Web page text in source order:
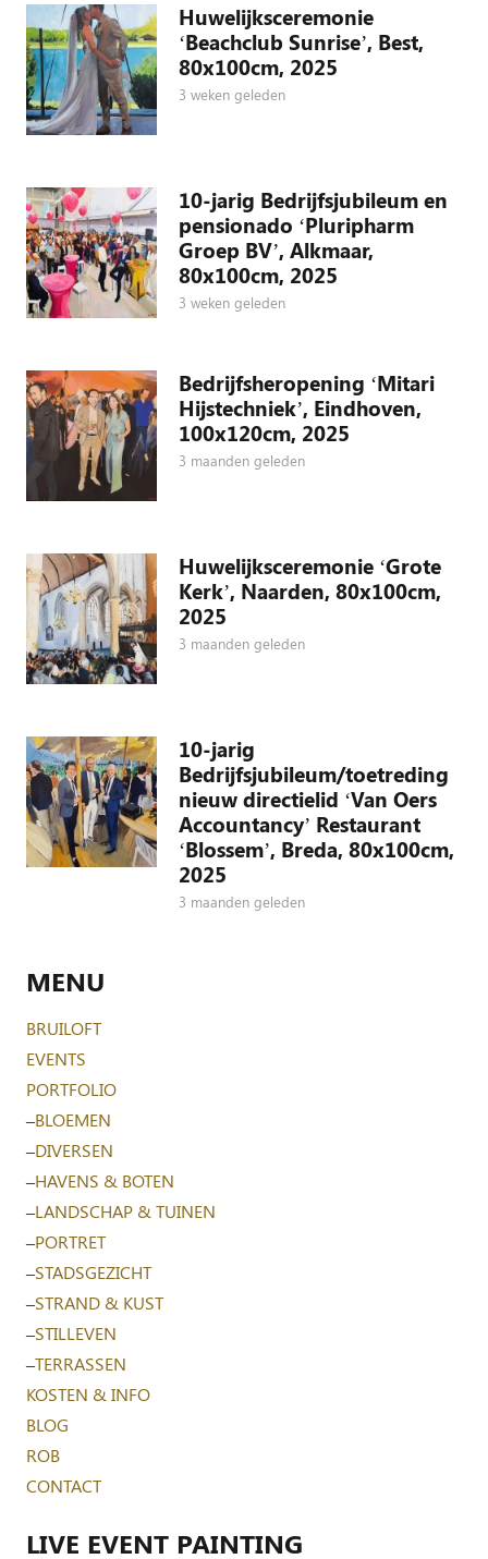
Huwelijksceremonie
‘Beachclub Sunrise’, Best,
80x100cm, 2025
3 weken geleden
10-jarig Bedrijfsjubileum en
pensionado ‘Pluripharm
Groep BV’, Alkmaar,
80x100cm, 2025
3 weken geleden
Bedrijfsheropening ‘Mitari
Hijstechniek’, Eindhoven,
100x120cm, 2025
3 maanden geleden
Huwelijksceremonie ‘Grote
Kerk’, Naarden, 80x100cm,
2025
3 maanden geleden
10-jarig
Bedrijfsjubileum/toetreding
nieuw directielid ‘Van Oers
Accountancy’ Restaurant
‘Blossem’, Breda, 80x100cm,
2025
3 maanden geleden
MENU
BRUILOFT
EVENTS
PORTFOLIO
–BLOEMEN
–DIVERSEN
–HAVENS & BOTEN
–LANDSCHAP & TUINEN
–PORTRET
–STADSGEZICHT
–STRAND & KUST
–STILLEVEN
–TERRASSEN
KOSTEN & INFO
BLOG
ROB
CONTACT
LIVE EVENT PAINTING